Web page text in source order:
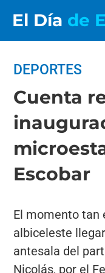
El Día de
DEPORTES
Cuenta
Escobar
El momento tan
albiceleste
antesala del
Nicolás, por el